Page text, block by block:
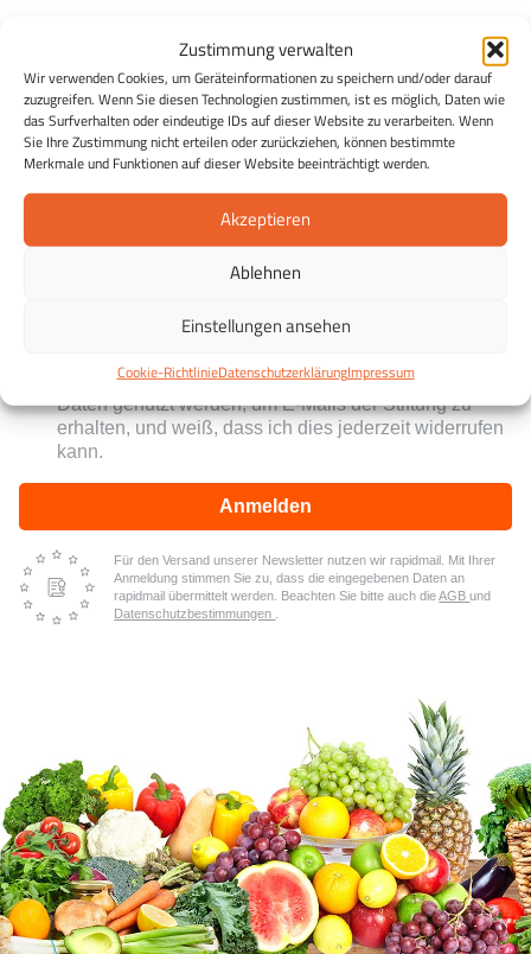
Zustimmung verwalten
Wir verwenden Cookies, um Geräteinformationen zu speichern und/oder darauf
zuzugreifen. Wenn Sie diesen Technologien zustimmen, ist es möglich, Daten wie
das Surfverhalten oder eindeutige IDs auf dieser Website zu verarbeiten. Wenn
Sie Ihre Zustimmung nicht erteilen oder zurückziehen, können bestimmte
Merkmale und Funktionen auf dieser Website beeinträchtigt werden.
Akzeptieren
Ablehnen
Einstellungen ansehen
Cookie-RichtlinieDatenschutzerklärungImpressum
Der Essen & Wissen Newsletter
Essen & Wissen in Ihrem Postfach:Entdecken Sie die
Möglichkeiten einer gesunden Ernährung und erhalten Sie
in regelmäßigen Abständen Tipps zu einer gesunden
Ernährung, Rezepte sowie Infos zu Veranstaltungen und
Projekten der ESSEN WISSEN Stiftung Eildermann.
Kostenlos und unverbindlich und jederzeit abmeldbar.
Ich stimme zu, dass meine personenbezogenen
Daten genutzt werden, um E-Mails der Stiftung zu
erhalten, und weiß, dass ich dies jederzeit widerrufen
kann.
Anmelden
Für den Versand unserer Newsletter nutzen wir rapidmail. Mit Ihrer
Anmeldung stimmen Sie zu, dass die eingegebenen Daten an
rapidmail übermittelt werden. Beachten Sie bitte auch dieAGBund
Datenschutzbestimmungen